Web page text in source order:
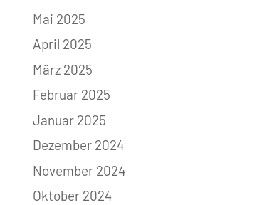
Mai 2025
April 2025
März 2025
Februar 2025
Januar 2025
Dezember 2024
November 2024
Oktober 2024